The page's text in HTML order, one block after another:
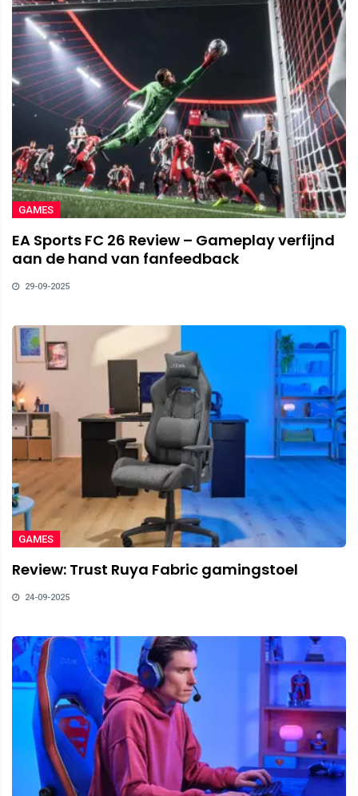
GAMES
EA Sports FC 26 Review – Gameplay verfijnd
aan de hand van fanfeedback
29-09-2025
GAMES
Review: Trust Ruya Fabric gamingstoel
24-09-2025